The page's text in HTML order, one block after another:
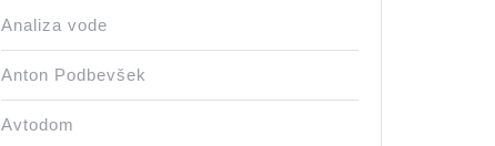
Analiza vode
Anton Podbevšek
Avtodom